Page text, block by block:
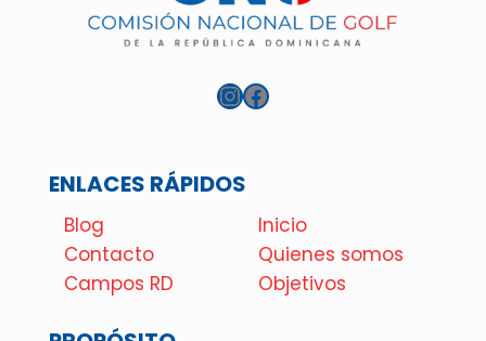
Instagram
Facebook
ENLACES RÁPIDOS
Blog
Contacto
Campos RD
Inicio
Quienes somos
Objetivos